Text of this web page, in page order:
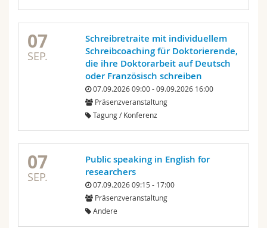
07
SEP.
Schreibretraite mit individuellem
Schreibcoaching für Doktorierende,
die ihre Doktorarbeit auf Deutsch
oder Französisch schreiben
07.09.2026 09:00 - 09.09.2026 16:00
Präsenzveranstaltung
Tagung / Konferenz
07
SEP.
Public speaking in English for
researchers
07.09.2026 09:15 - 17:00
Präsenzveranstaltung
Andere